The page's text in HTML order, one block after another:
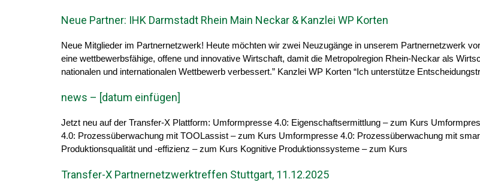
Neue Partner: IHK Darmstadt Rhein Main Neckar & Kanzlei WP Korten
Neue Mitglieder im Partnernetzwerk! Heute möchten wir zwei Neuzugänge in unserem Partnernetzwerk
eine wettbewerbsfähige, offene und innovative Wirtschaft, damit die Metropolregion Rhein-Neckar als
nationalen und internationalen Wettbewerb verbessert.” Kanzlei WP Korten “Ich unterstütze
news – [datum einfügen]
Jetzt neu auf der Transfer-X Plattform: Umformpresse 4.0: Eigenschaftsermittlung – zum Kurs
4.0: Prozessüberwachung mit TOOLassist – zum Kurs Umformpresse 4.0: Prozessüberwachung mit
Produktionsqualität und -effizienz – zum Kurs Kognitive Produktionssysteme – zum Kurs
Transfer-X Partnernetzwerktreffen Stuttgart, 11.12.2025